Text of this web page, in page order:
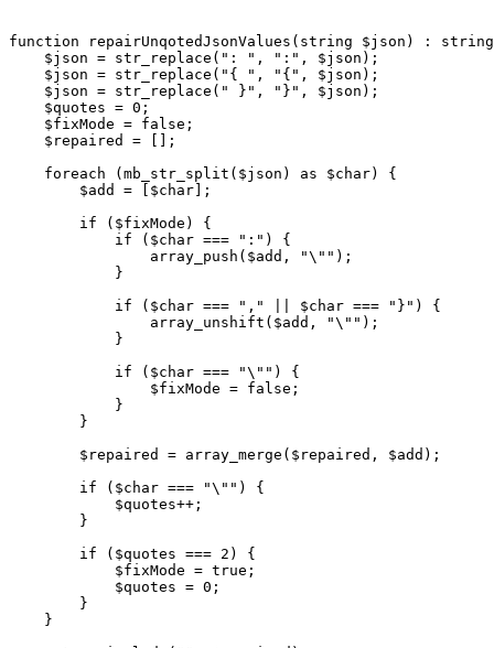
function repairUnqotedJsonValues(string $json) :
    $json = str_replace(": ", ":", $json);
    $json = str_replace("{ ", "{", $json);
    $json = str_replace(" }", "}", $json);
    $quotes = 0;
    $fixMode = false;
    $repaired = [];
    foreach (mb_str_split($json) as $char) {
        $add = [$char];
        if ($fixMode) {
            if ($char === ":") {
                array_push($add, "\"");
            }
            if ($char === "," || $char === "}") {
                array_unshift($add, "\"");
            }
            if ($char === "\"") {
                $fixMode = false;
            }
        }
        $repaired = array_merge($repaired, $add);
        if ($char === "\"") {
            $quotes++;
        }
        if ($quotes === 2) {
            $fixMode = true;
            $quotes = 0;
        }
    }